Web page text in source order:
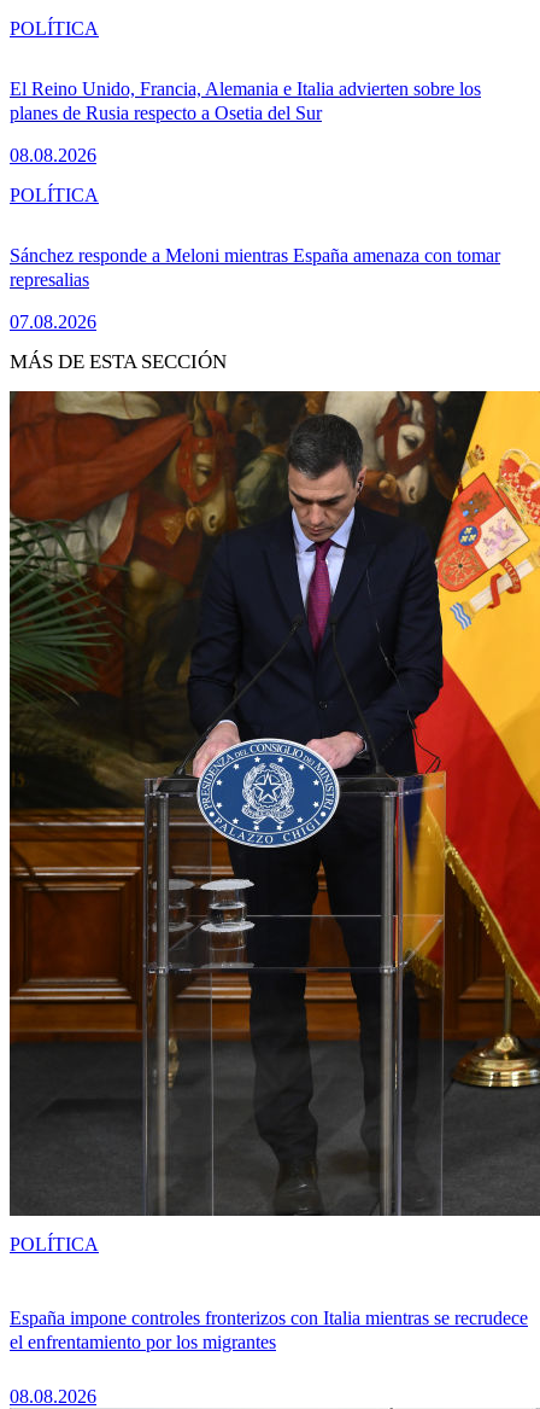
El Reino Unido, Francia, Alemania e Italia advierten sobre los
planes de Rusia respecto a Osetia del Sur
08.08.2026
POLÍTICA
Sánchez responde a Meloni mientras España amenaza con tomar
represalias
07.08.2026
POLÍTICA
MÁS DE ESTA SECCIÓN
España impone controles fronterizos con Italia mientras se recrudece
el enfrentamiento por los migrantes
08.08.2026
POLÍTICA